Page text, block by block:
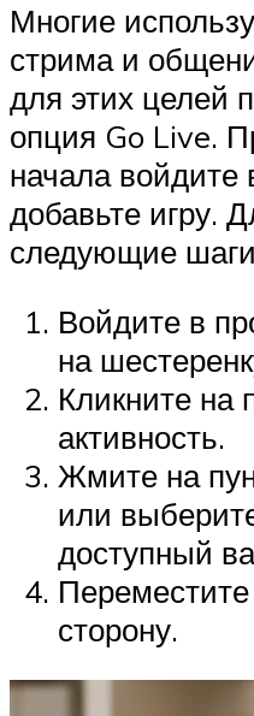
Многие
стрима и
для этих целей
опция Go Live.
начала войдите
добавьте игру.
следующие
Войдите в
на
Кликните на
активность.
Жмите на
или
доступный
сторону.